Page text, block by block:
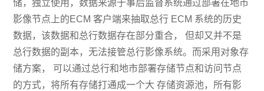
储，独立使用，数据来源于事后监督系统通过部署在地市
影像节点上的ECM 客户端来抽取总行 ECM 系统的历史
数据，该数据和总行数据存在部分重合， 但却又并不是
总行数据的副本，无法接管总行影像系统。而采用对象存
储方案， 可以通过总行和地市部署存储节点和访问节点
的方式，将所有存储打通成一个大 存储资源池，所有影